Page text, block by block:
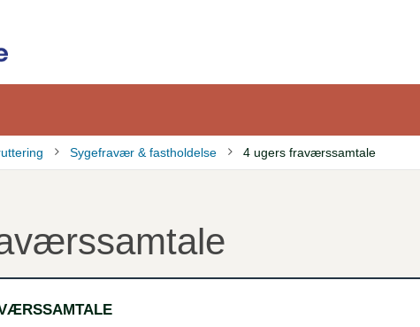
Sygefravær & fastholdelse 4 ugers fraværssamtale